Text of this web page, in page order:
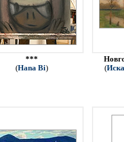
***
(Hana Bi)
(